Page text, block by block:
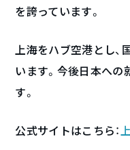
を誇っています。
上海をハブ空港とし
います。今後日本へ
す。
公式サイトはこちら：